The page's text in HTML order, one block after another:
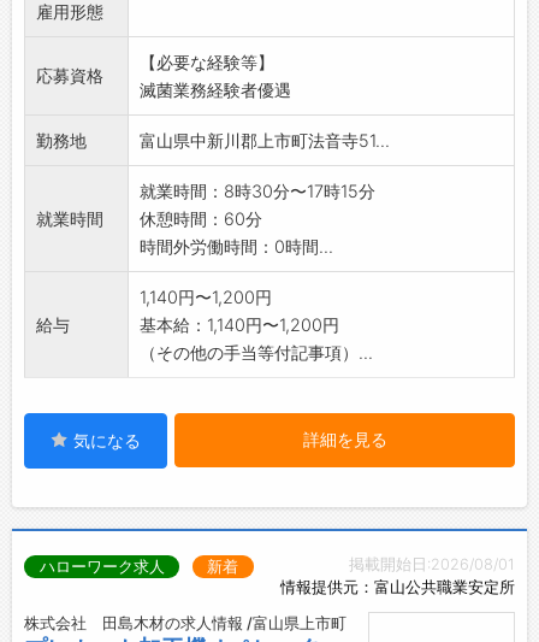
浄・滅菌する業務で
す。複雑な業務ではないため、未経験から始め
られます。
変更の範囲:会社の定める業務
(1年毎更新)
※応募される方は、ハローワークから「紹介
状」の交付を受けて下
さい
雇用形態
応募資格
【必要な経験等】
滅菌業務経験者優遇
勤務地 富山県中新川郡上市町法音寺51...
就業時間
就業時間：8時30分〜17時15分
休憩時間：60分
時間外労働時間：0時間...
給与
1,140円〜1,200円
基本給：1,140円〜1,200円
（その他の手当等付記事項）...
気になる 詳細を見る
掲載開始日:2026/08/01
情報提供元：富山公共職業安定所
ハローワーク求人 新着
株式会社 田島木材の求人情報 /富山県上市町